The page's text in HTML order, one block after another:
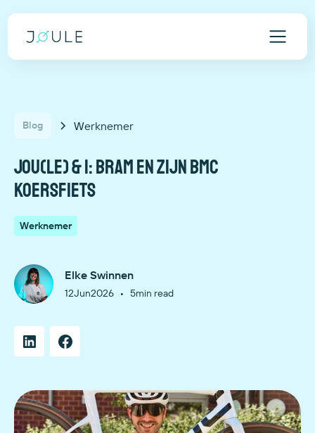
Blog Werknemer
Jou(le) & I: Bram en zijn BMC
koersfiets
Werknemer
Elke Swinnen
12Jun2026 • 5min read